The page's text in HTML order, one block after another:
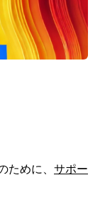
めに、 サポー